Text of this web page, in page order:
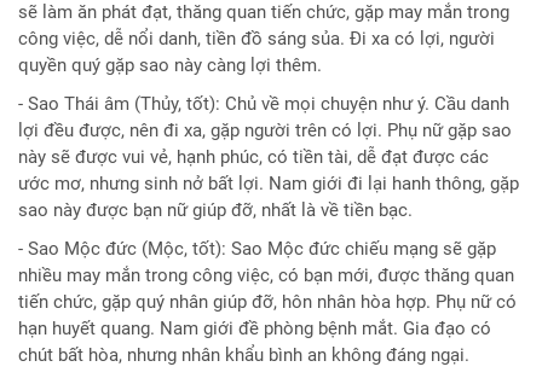
sẽ làm ăn phát đạt, thăng quan tiến chức, gặp may mắn trong
công việc, dễ nổi danh, tiền đồ sáng sủa. Đi xa có lợi, người
quyền quý gặp sao này càng lợi thêm.
- Sao Thái âm (Thủy, tốt): Chủ về mọi chuyện như ý. Cầu danh
lợi đều được, nên đi xa, gặp người trên có lợi. Phụ nữ gặp sao
này sẽ được vui vẻ, hạnh phúc, có tiền tài, dễ đạt được các
ước mơ, nhưng sinh nở bất lợi. Nam giới đi lại hanh thông, gặp
sao này được bạn nữ giúp đỡ, nhất là về tiền bạc.
- Sao Mộc đức (Mộc, tốt): Sao Mộc đức chiếu mạng sẽ gặp
nhiều may mắn trong công việc, có bạn mới, được thăng quan
tiến chức, gặp quý nhân giúp đỡ, hôn nhân hòa hợp. Phụ nữ có
hạn huyết quang. Nam giới đề phòng bệnh mắt. Gia đạo có
chút bất hòa, nhưng nhân khẩu bình an không đáng ngại.